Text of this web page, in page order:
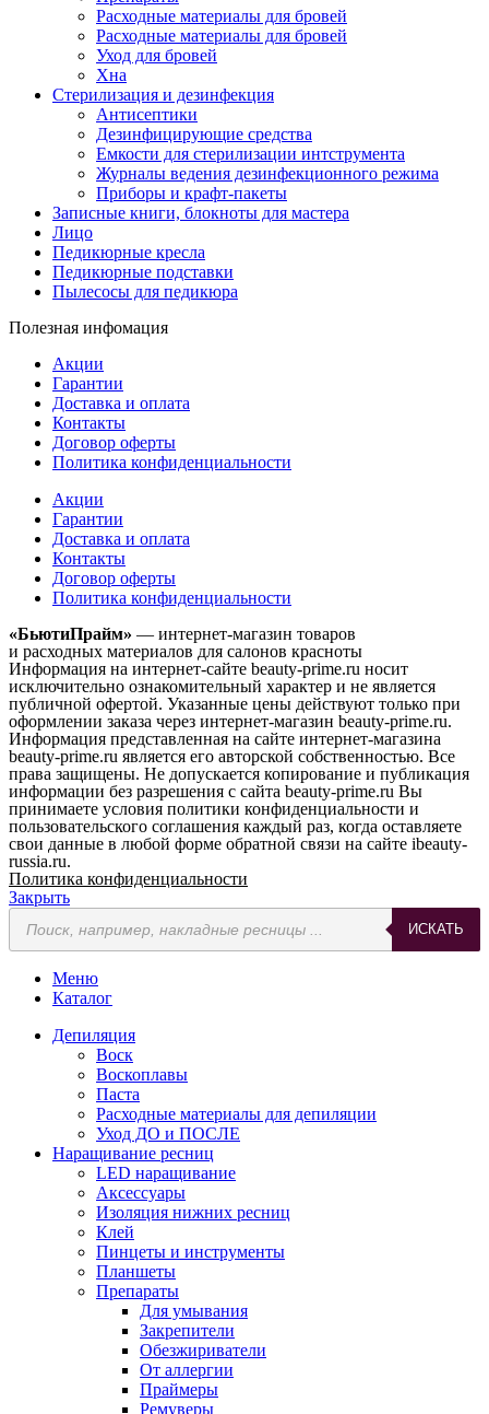
Расходные материалы для бровей
Расходные материалы для бровей
Уход для бровей
Хна
Стерилизация и дезинфекция
Антисептики
Дезинфицирующие средства
Емкости для стерилизации интструмента
Журналы ведения дезинфекционного режима
Приборы и крафт-пакеты
Записные книги, блокноты для мастера
Лицо
Педикюрные кресла
Педикюрные подставки
Пылесосы для педикюра
Полезная инфомация
Акции
Гарантии
Доставка и оплата
Контакты
Договор оферты
Политика конфиденциальности
Акции
Гарантии
Доставка и оплата
Контакты
Договор оферты
Политика конфиденциальности
«БьютиПрайм» — интернет-магазин товаров
и расходных материалов для салонов красноты
Информация на интернет-сайте beauty-prime.ru носит
исключительно ознакомительный характер и не является
публичной офертой. Указанные цены действуют только при
оформлении заказа через интернет-магазин beauty-prime.ru.
Информация представленная на сайте интернет-магазина
beauty-prime.ru является его авторской собственностью. Все
права защищены. Не допускается копирование и публикация
информации без разрешения с сайта beauty-prime.ru Вы
принимаете условия политики конфиденциальности и
пользовательского соглашения каждый раз, когда оставляете
свои данные в любой форме обратной связи на сайте ibeauty-
russia.ru.
Политика конфиденциальности
Закрыть
Поиск
товаров
ИСКАТЬ
Меню
Каталог
Депиляция
Воск
Воскоплавы
Паста
Расходные материалы для депиляции
Уход ДО и ПОСЛЕ
Наращивание ресниц
LED наращивание
Аксессуары
Изоляция нижних ресниц
Клей
Пинцеты и инструменты
Планшеты
Препараты
Для умывания
Закрепители
Обезжириватели
От аллергии
Праймеры
Ремуверы